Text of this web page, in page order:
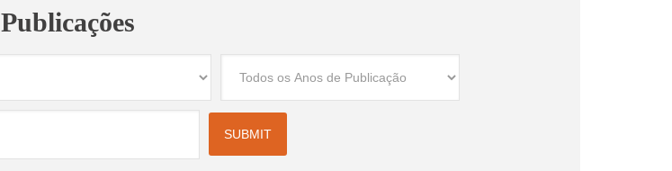
Publicações